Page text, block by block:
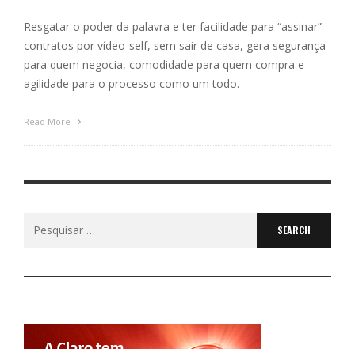
Resgatar o poder da palavra e ter facilidade para “assinar”
contratos por vídeo-self, sem sair de casa, gera segurança
para quem negocia, comodidade para quem compra e
agilidade para o processo como um todo.
Read More